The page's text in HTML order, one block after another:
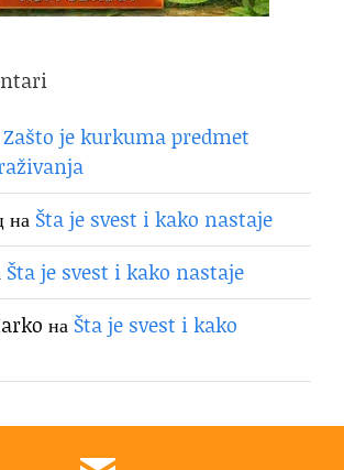
Zašto je kurkuma predmet
на Šta je svest i kako nastaje
Šta je svest i kako nastaje
на Šta je svest i kako